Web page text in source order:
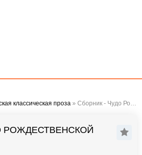
классическая проза » Сборник - Чудо Рождественской ночи
РОЖДЕСТВЕНСКОЙ